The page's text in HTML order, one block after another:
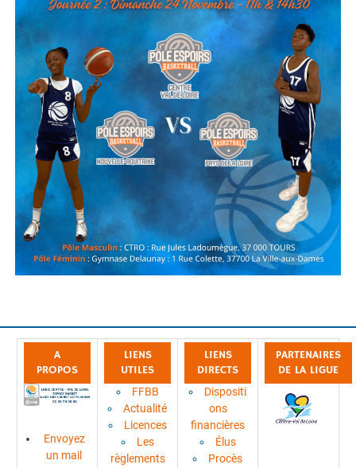
A
PROPOS
Envoyez
un mail
LIENS
UTILES
FFBB
Actualité
Licences
Les
règlements
LIENS
DIRECTS
Dispositi
ons
financières
Élus
Procès
PARTENAIRES
DE LA LIGUE